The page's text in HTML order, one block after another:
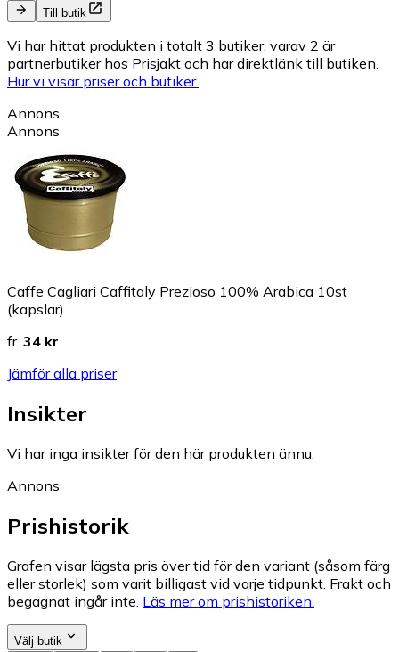
Till butik
Vi har hittat produkten i totalt 3 butiker, varav 2 är
partnerbutiker hos Prisjakt och har direktlänk till butiken.
Hur vi visar priser och butiker.
Annons
Annons
Caffe Cagliari Caffitaly Prezioso 100% Arabica 10st
(kapslar)
fr. 34 kr
Jämför alla priser
Insikter
Vi har inga insikter för den här produkten ännu.
Annons
Prishistorik
Grafen visar lägsta pris över tid för den variant (såsom färg
eller storlek) som varit billigast vid varje tidpunkt. Frakt och
begagnat ingår inte. Läs mer om prishistoriken.
Välj butik